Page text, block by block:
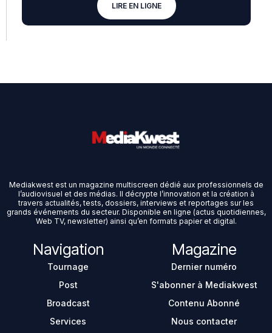
LIRE EN LIGNE
Mediakwest est un magazine multiscreen dédié aux professionnels de
l’audiovisuel et des médias. Il décrypte l’innovation et la création à
travers actualités, tests, dossiers, interviews et reportages sur les
grands événements du secteur. Disponible en ligne (actus quotidiennes,
Web TV, newsletter) ainsi qu’en formats papier et digital.
Navigation
Tournage
Post
Broadcast
Services
Magazine
Dernier numéro
S'abonner à Mediakwest
Contenu Abonné
Nous contacter